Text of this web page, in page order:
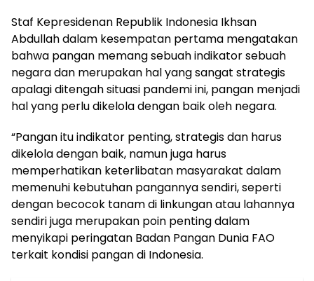
Staf Kepresidenan Republik Indonesia Ikhsan
Abdullah dalam kesempatan pertama mengatakan
bahwa pangan memang sebuah indikator sebuah
negara dan merupakan hal yang sangat strategis
apalagi ditengah situasi pandemi ini, pangan menjadi
hal yang perlu dikelola dengan baik oleh negara.
“Pangan itu indikator penting, strategis dan harus
dikelola dengan baik, namun juga harus
memperhatikan keterlibatan masyarakat dalam
memenuhi kebutuhan pangannya sendiri, seperti
dengan becocok tanam di linkungan atau lahannya
sendiri juga merupakan poin penting dalam
menyikapi peringatan Badan Pangan Dunia FAO
terkait kondisi pangan di Indonesia.